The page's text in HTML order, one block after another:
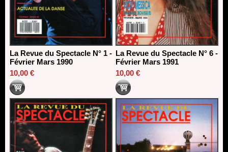
La Revue du Spectacle N° 1 -
Février Mars 1990
10,00 €
La Revue du Spectacle N° 6 -
Février Mars 1991
10,00 €